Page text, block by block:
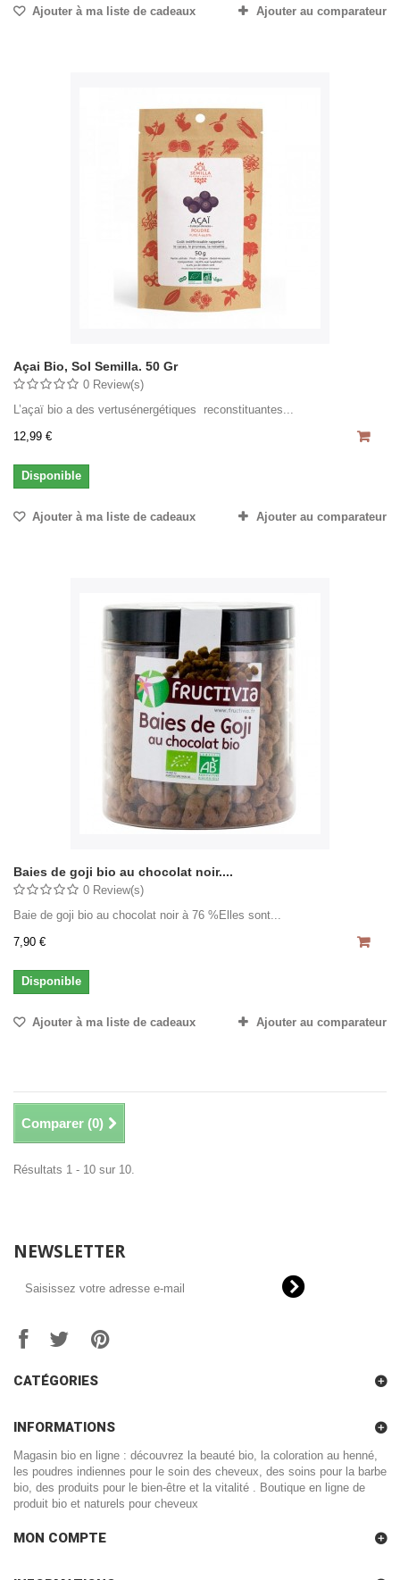
Ajouter à ma liste de cadeaux Ajouter au comparateur
Açai Bio, Sol Semilla. 50 Gr
0 Review(s)
L’açaï bio a des vertusénergétiques reconstituantes...
12,99 €
Disponible
Ajouter à ma liste de cadeaux Ajouter au comparateur
Baies de goji bio au chocolat noir....
0 Review(s)
Baie de goji bio au chocolat noir à 76 %Elles sont...
7,90 €
Disponible
Ajouter à ma liste de cadeaux Ajouter au comparateur
Comparer (0)
Résultats 1 - 10 sur 10.
NEWSLETTER
CATÉGORIES
INFORMATIONS
Magasin bio en ligne : découvrez la beauté bio, la coloration au henné,
les poudres indiennes pour le soin des cheveux, des soins pour la barbe
bio, des produits pour le bien-être et la vitalité . Boutique en ligne de
produit bio et naturels pour cheveux
MON COMPTE